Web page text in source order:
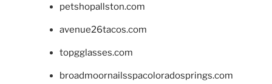
petshopallston.com
avenue26tacos.com
topgglasses.com
broadmoornailsspacoloradosprings.com